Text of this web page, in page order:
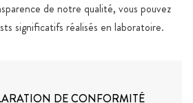
de notre qualité, vous pouvez
significatifs réalisés en laboratoire.
DE CONFORMITÉ